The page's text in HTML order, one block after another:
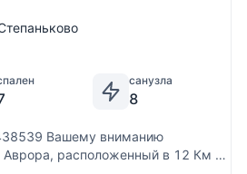
санузла
8
Вашему вниманию
Аврора, расположенный в 12 Км от